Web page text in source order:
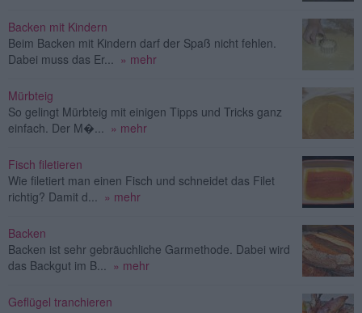
Backen mit Kindern
Beim Backen mit Kindern darf der Spaß nicht fehlen.
Dabei muss das Er...
» mehr
Mürbteig
So gelingt Mürbteig mit einigen Tipps und Tricks ganz
einfach. Der M�...
» mehr
Fisch filetieren
Wie filetiert man einen Fisch und schneidet das Filet
richtig? Damit d...
» mehr
Backen
Backen ist sehr gebräuchliche Garmethode. Dabei wird
das Backgut im B...
» mehr
Geflügel tranchieren